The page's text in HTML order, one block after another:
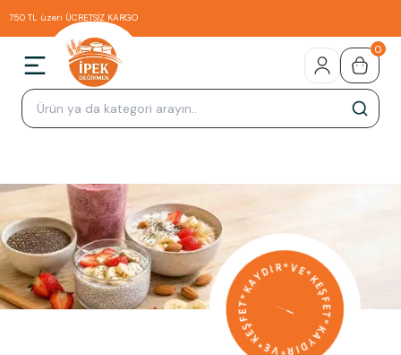
750 TL üzeri ÜCRETSİZ KARGO
0